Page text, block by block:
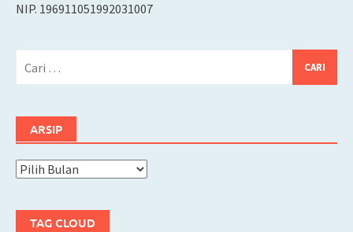
NIP. 196911051992031007
ARSIP
Arsip
TAG CLOUD